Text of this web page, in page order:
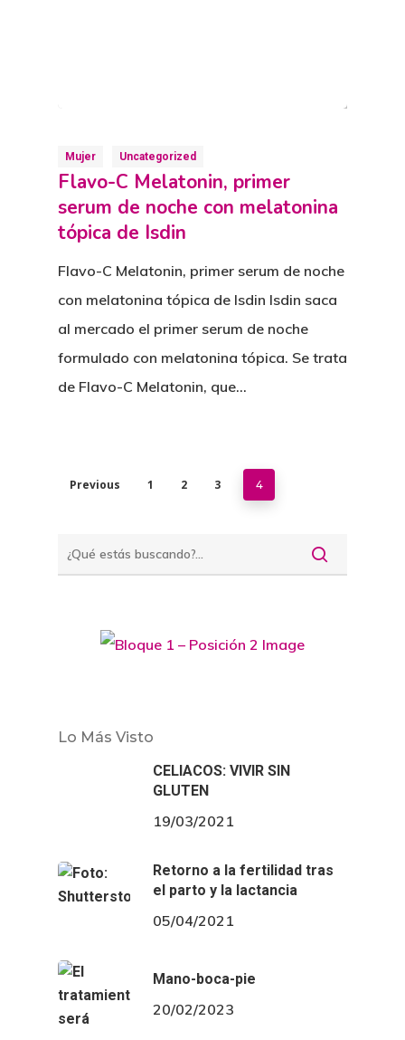
Mujer Uncategorized
Flavo-C Melatonin, primer
serum de noche con melatonina
tópica de Isdin
Flavo-C Melatonin, primer serum de noche
con melatonina tópica de Isdin Isdin saca
al mercado el primer serum de noche
formulado con melatonina tópica. Se trata
de Flavo-C Melatonin, que…
Previous 1 2 3 4
Lo Más Visto
CELIACOS: VIVIR SIN
GLUTEN
19/03/2021
Retorno a la fertilidad tras
el parto y la lactancia
05/04/2021
Mano-boca-pie
20/02/2023